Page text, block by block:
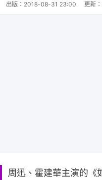
出版： 2018-08-31 23:00 更新：
周迅、霍建華主演的《